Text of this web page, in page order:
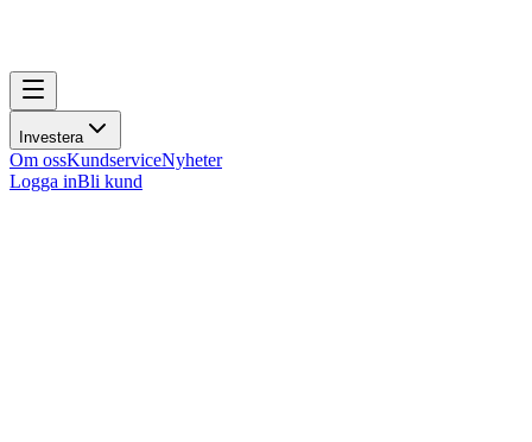
Investera
Om ossKundserviceNyheter
Logga inBli kund